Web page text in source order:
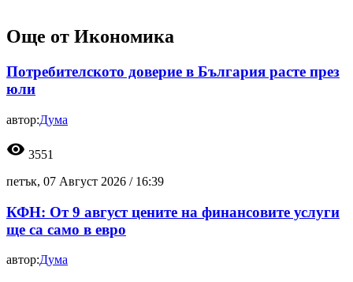
Още от Икономика
Потребителското доверие в България расте през
юли
автор:Дума
visibility 3551
петък, 07 Август 2026 / 16:39
КФН: От 9 август цените на финансовите услуги
ще са само в евро
автор:Дума